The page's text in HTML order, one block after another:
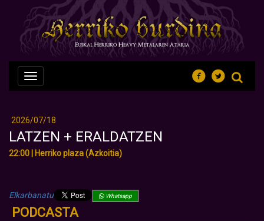
Nabegazioa
ireki
2026/07/18
LATZEN + ERALDATZEN
22:00 | Herriko plaza (Azkoitia)
Elkarbanatu Whatsapp
PODCASTA